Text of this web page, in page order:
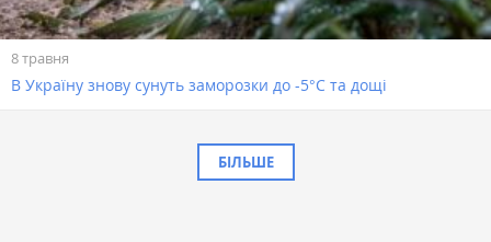
8 травня
В Україну знову сунуть заморозки до -5°С та дощі
БІЛЬШЕ